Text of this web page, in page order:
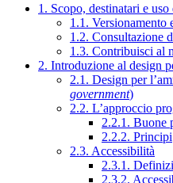
1. Scopo, destinatari e
1.1. Versionamento
1.2. Consultazione
1.3. Contribuisci al
2. Introduzione al design
2.1. Design per
government)
2.2. L’approccio
2.2.1. Buone
2.2.2. Principi
2.3. Accessibilità
2.3.1.
2.3.2.